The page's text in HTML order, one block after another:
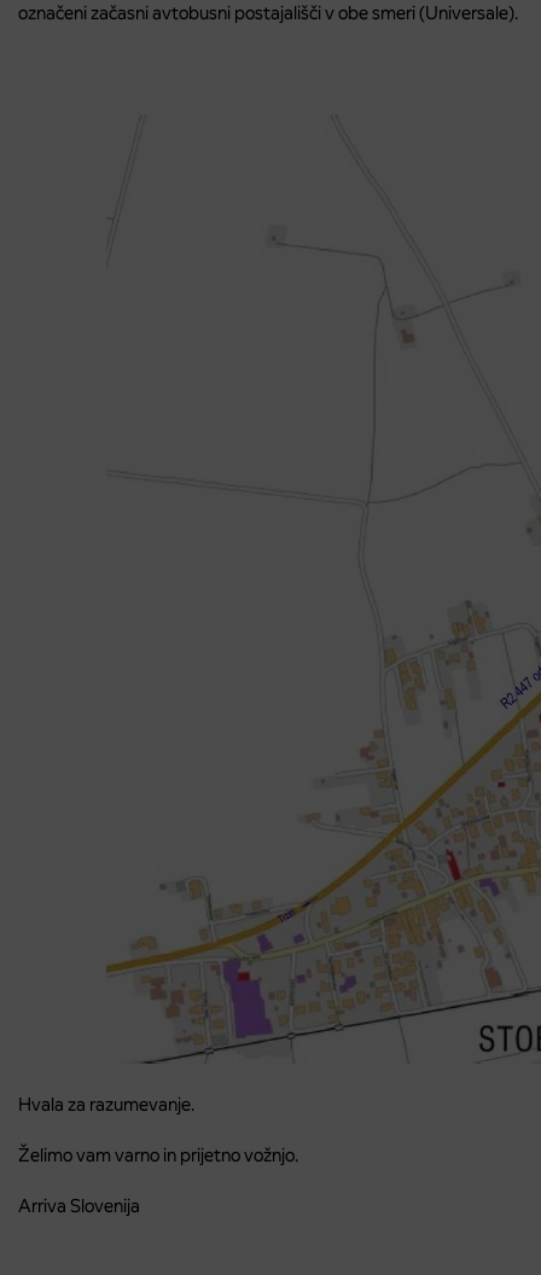
označeni začasni avtobusni postajališči v obe smeri (Universale).
Hvala za razumevanje.
Želimo vam varno in prijetno vožnjo.
Arriva Slovenija